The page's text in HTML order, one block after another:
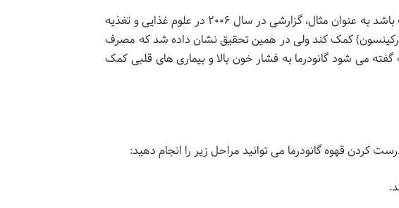
علاوه بر این، تحقیقات نشان می دهد که نوشیدن قهوه، به طور کلی، ممکن است اثرات مفیدی داشته باشد به عنوان مثال، گزارشی در سال ۲۰۰۶ در علوم غذایی و تغذیه
کمک کند ولی در همین تحقیق نشان داده شد كه مصرف
می شود گانودرما به فشار خون بالا و بیماری های قلبی کمک
کردن قهوه گانودرما می توانید مراحل زیر را انجام دهید: